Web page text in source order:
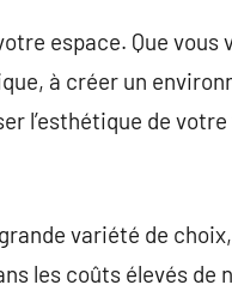
espace. Que
à créer un
l’esthétique de
variété de
les coûts élevés de